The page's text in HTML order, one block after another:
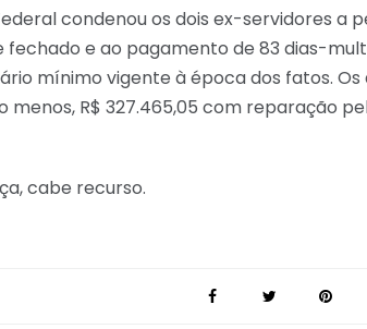
condenou os dois ex-servidores a
fechado e ao pagamento de 83 dias-
mínimo vigente à época dos fatos.
menos, R$ 327.465,05 com reparação
cabe recurso.